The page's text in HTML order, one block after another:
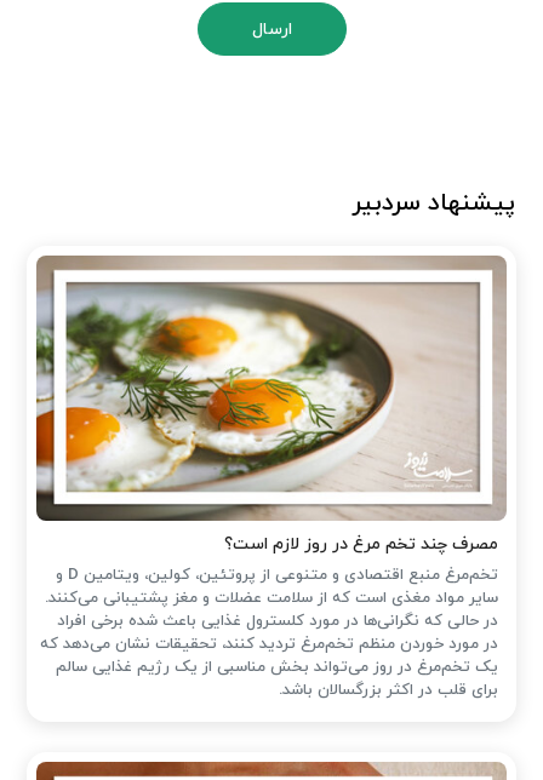
ارسال
پیشنهاد سردبیر
مصرف چند تخم مرغ در روز لازم است؟
تخم‌مرغ منبع اقتصادی و متنوعی از پروتئین، کولین، ویتامین D و
سایر مواد مغذی است که از سلامت عضلات و مغز پشتیبانی می‌کنند.
در حالی که نگرانی‌ها در مورد کلسترول غذایی باعث شده ‌برخی افراد
در مورد خوردن منظم تخم‌مرغ تردید کنند، تحقیقات نشان می‌دهد که
یک تخم‌مرغ در روز می‌تواند بخش مناسبی از یک رژیم غذایی سالم
برای قلب در اکثر بزرگسالان باشد.